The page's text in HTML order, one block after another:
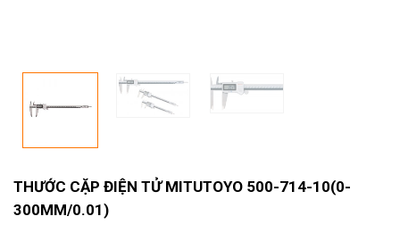
THƯỚC CẶP ĐIỆN TỬ MITUTOYO 500-714-10(0-
300MM/0.01)